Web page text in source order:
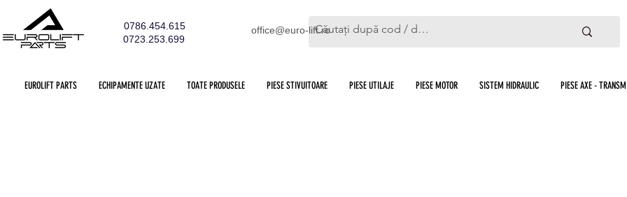
0786.454.615
0723.253.699
office@euro-lift.ro
EUROLIFT PARTS ECHIPAMENTE UZATE TOATE PRODUSELE PIESE STIVUITOARE PIESE UTILAJE PIESE MOTOR SISTEM HIDRAULIC PIESE AXE -